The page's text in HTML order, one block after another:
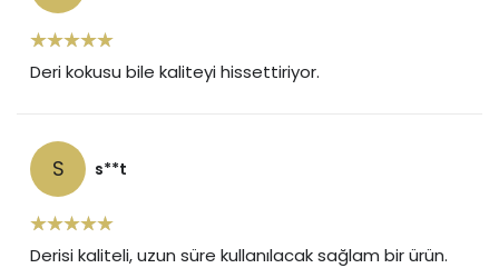
Deri kokusu bile kaliteyi hissettiriyor.
S s**t
Derisi kaliteli, uzun süre kullanılacak sağlam bir ürün.